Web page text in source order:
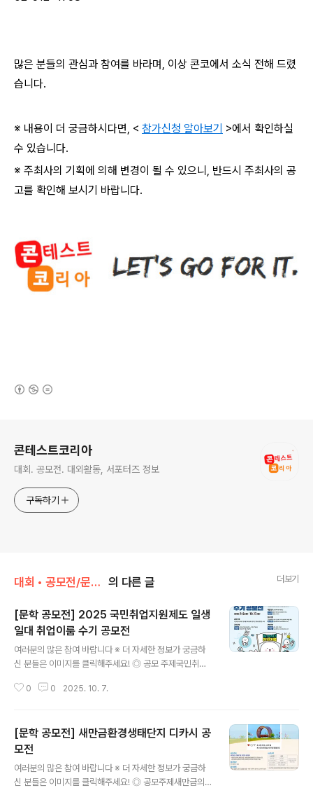
많은 분들의 관심과 참여를 바라며, 이상 콘코에서 소식 전해 드렸
습니다.
※ 내용이 더 궁금하시다면, < 참가신청 알아보기 >에서 확인하실
수 있습니다.
※ 주최사의 기획에 의해 변경이 될 수 있으니, 반드시 주최사의 공
고를 확인해 보시기 바랍니다.
콘테스트코리아
대회. 공모전. 대외활동, 서포터즈 정보
구독하기
대회 • 공모전/문학 • 문예 • 네이밍 • 슬로건 의 다른 글 더보기
[문학 공모전] 2025 국민취업지원제도 일생
일대 취업이룸 수기 공모전
여러분의 많은 참여 바랍니다 ※ 더 자세한 정보가 궁금하
신 분들은 이미지를 클릭해주세요! ◎ 공모 주제국민취업
◎ 공모 일정참가신청2025년 9월 8일(월) ~ 10월 17일
모전에서 기수상자는 지원 대상에서 제외됩니다 ◎ 제출
형식수기분량 : 접수 양식으로 1,000자 이내제출형식 : 한
글 or 워드 ◎ 접수 방법고용24에서 양식 다운로드 후 작
성하여 이메일 제출 ◎ 접수 이메일joy@hive-worldwi
0 0 2025. 10. 7.
[문학 공모전] 새만금환경생태단지 디카시 공
모전
여러분의 많은 참여 바랍니다 ※ 더 자세한 정보가 궁금하
신 분들은 이미지를 클릭해주세요! ◎ 공모주제새만금의